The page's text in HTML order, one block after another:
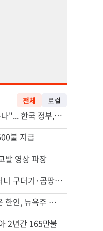
전체 로컬
"65세 복수국적 빗장 푸나"... 한국 정부, 연령 완화 전면 추진
불 지급
발 영상 파장
항공기 식기 카트 열었더니 구더기·곰팡이…LAX 기내식 업체 논란
변호사시험 중 심정지 온 한인, 뉴욕주 제소
2년간 165만불